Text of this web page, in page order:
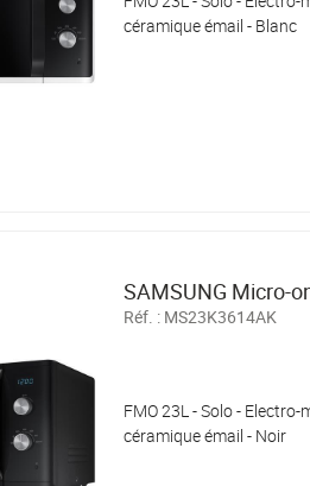
céramique émail - Blanc
SAMSUNG Micro-
Réf. : MS23K3614AK
FMO 23L - Solo -
céramique émail - Noir